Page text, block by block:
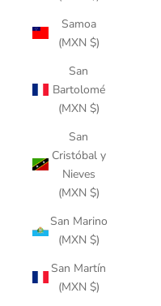
Samoa
(MXN $)
San
Bartolomé
(MXN $)
San
Cristóbal y
Nieves
(MXN $)
San Marino
(MXN $)
San Martín
(MXN $)